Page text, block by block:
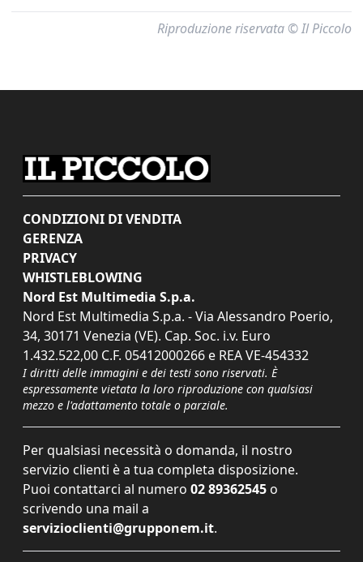
Riproduzione riservata © Il Piccolo
CONDIZIONI DI VENDITA
GERENZA
PRIVACY
WHISTLEBLOWING
Nord Est Multimedia S.p.a.
Nord Est Multimedia S.p.a. - Via Alessandro Poerio,
34, 30171 Venezia (VE). Cap. Soc. i.v. Euro
1.432.522,00 C.F. 05412000266 e REA VE-454332
I diritti delle immagini e dei testi sono riservati. È
espressamente vietata la loro riproduzione con qualsiasi
mezzo e l'adattamento totale o parziale.
Per qualsiasi necessità o domanda, il nostro
servizio clienti è a tua completa disposizione.
Puoi contattarci al numero 02 89362545 o
scrivendo una mail a
servizioclienti@grupponem.it.